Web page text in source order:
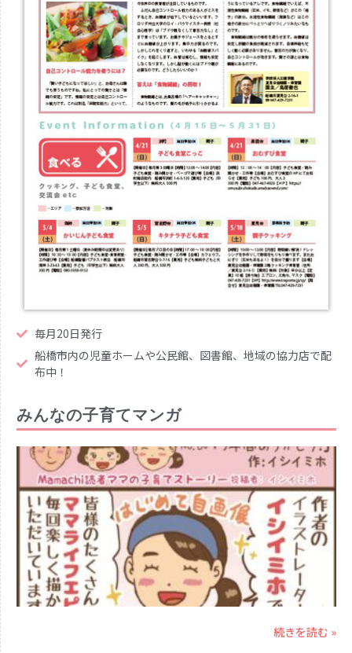
毎月20日発行
船橋市内の児童ホームや公民館、図書館、地域の協力店で配
布中！
みんなの子育てマンガ
続きを読む »